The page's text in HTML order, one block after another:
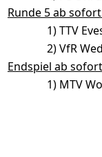
Runde 5 ab
1)TTV
2)VfR
Endspiel ab
1) MTV